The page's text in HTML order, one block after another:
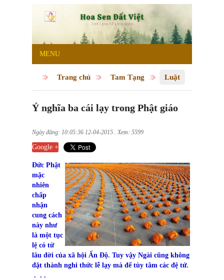
MENU
Trang chủ Tam Tạng Luật
Ý nghĩa ba cái lạy trong Phật giáo
Ngày đăng: 10:05:36 12-04-2015 . Xem: 5599
Google +
Đức Phật
mặc
nhiên
chấp
nhận
cung cách
này như
là một tục
lệ có từ
lâu đời của xã hội Ấn Độ. Tuy vậy Ngài cũng không
đặt thành nghi thức lễ lạy mà để tùy tâm các đệ tử.
. . .